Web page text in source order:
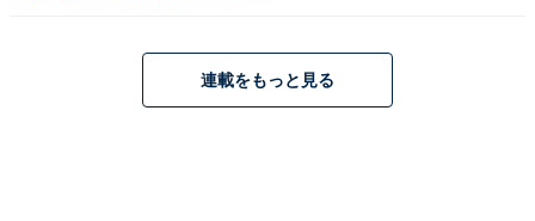
均は502万円、職業別や業種別の1位は？
連載をもっと見る